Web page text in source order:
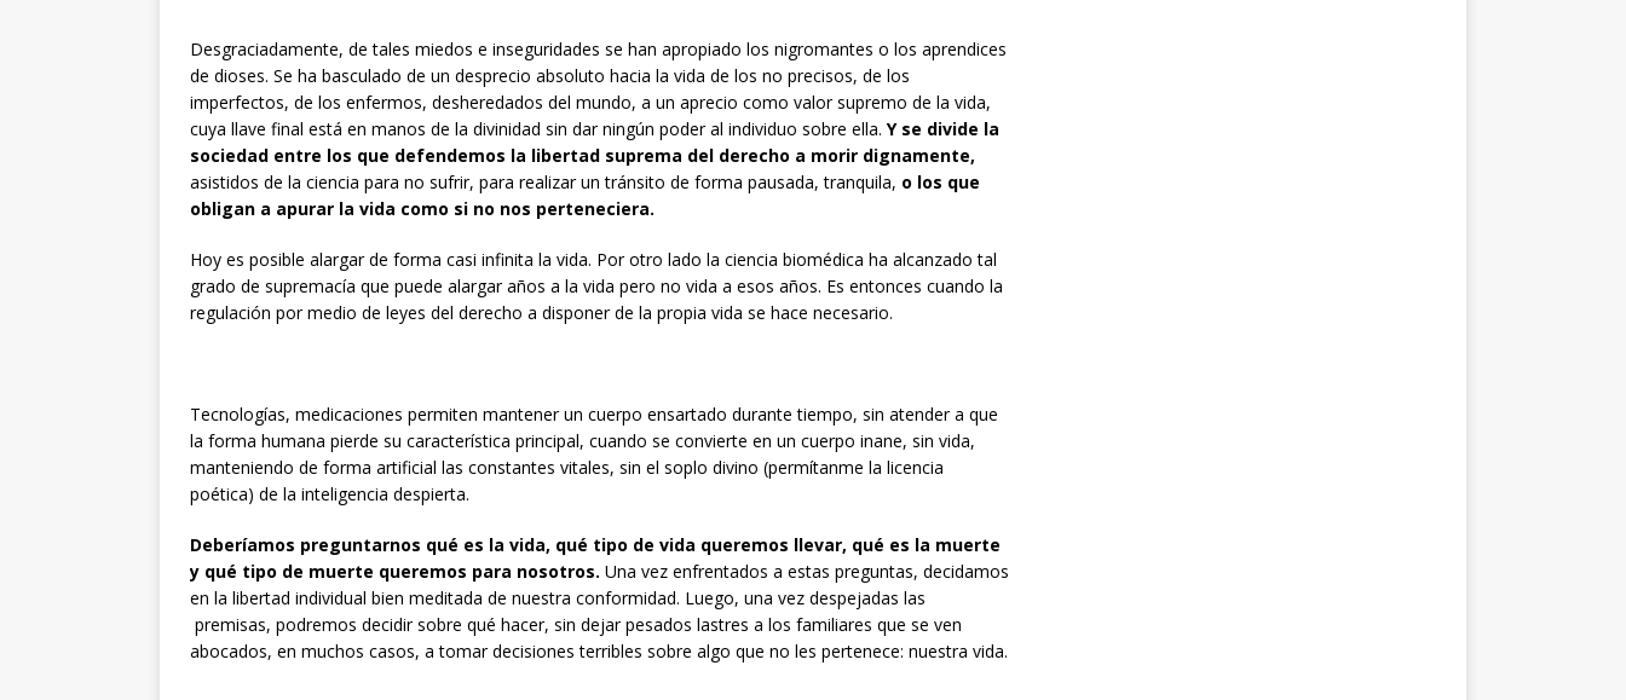
Desgraciadamente, de tales miedos e inseguridades se han apropiado los nigromantes o los aprendices
de dioses. Se ha basculado de un desprecio absoluto hacia la vida de los no precisos, de los
imperfectos, de los enfermos, desheredados del mundo, a un aprecio como valor supremo de la vida,
cuya llave final está en manos de la divinidad sin dar ningún poder al individuo sobre ella. Y se divide la
sociedad entre los que defendemos la libertad suprema del derecho a morir dignamente,
asistidos de la ciencia para no sufrir, para realizar un tránsito de forma pausada, tranquila, o los que
obligan a apurar la vida como si no nos perteneciera.
Hoy es posible alargar de forma casi infinita la vida. Por otro lado la ciencia biomédica ha alcanzado tal
grado de supremacía que puede alargar años a la vida pero no vida a esos años. Es entonces cuando la
regulación por medio de leyes del derecho a disponer de la propia vida se hace necesario.
Tecnologías, medicaciones permiten mantener un cuerpo ensartado durante tiempo, sin atender a que
la forma humana pierde su característica principal, cuando se convierte en un cuerpo inane, sin vida,
manteniendo de forma artificial las constantes vitales, sin el soplo divino (permítanme la licencia
poética) de la inteligencia despierta.
Deberíamos preguntarnos qué es la vida, qué tipo de vida queremos llevar, qué es la muerte
y qué tipo de muerte queremos para nosotros. Una vez enfrentados a estas preguntas, decidamos
en la libertad individual bien meditada de nuestra conformidad. Luego, una vez despejadas las
premisas, podremos decidir sobre qué hacer, sin dejar pesados lastres a los familiares que se ven
abocados, en muchos casos, a tomar decisiones terribles sobre algo que no les pertenece: nuestra vida.